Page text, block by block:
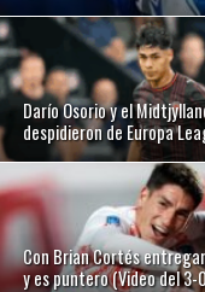
Darío Osorio y el
despidieron de Europa
Con Brian Cortés
y es puntero (Video del